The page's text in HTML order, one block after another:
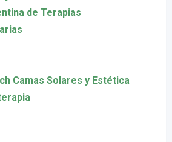
de Terapias
Camas Solares y Estética